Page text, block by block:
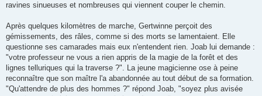
ravines sinueuses et nombreuses qui viennent couper le chemin.
Après quelques kilomètres de marche, Gertwinne perçoit des
gémissements, des râles, comme si des morts se lamentaient. Elle
questionne ses camarades mais eux n'entendent rien. Joab lui demande :
"votre professeur ne vous a rien appris de la magie de la forêt et des
lignes telluriques qui la traverse ?". La jeune magicienne ose à peine
reconnaître que son maître l'a abandonnée au tout début de sa formation.
"Qu'attendre de plus des hommes ?" répond Joab, "soyez plus avisée